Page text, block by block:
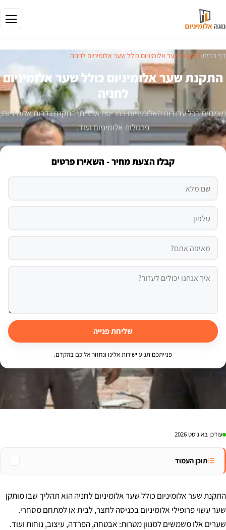
דף הבית›התקנת שער אלומיניום כולל שער אלומיניום לחניה
התקנת שער אלומיניום כולל שער אלומיניום
לחניה
מומחים בכל עבודות האלומיניום בפריסה ארצית. התקנת גדרות אלומיניום,
פרגולות אלומיניום ועוד.
קבלו הצעת מחיר - השאירו פרטים
שליחת פנייה
פנייתכם תגיע ישירות אלינו ונחזור אליכם בהקדם.
עודכן באוגוסט 2026
תוכן העמוד
התקנת שער אלומיניום כולל שער אלומיניום לחניה הוא תהליך שבו מותקן
שער עשוי פרופילי אלומיניום בכניסה לחצר, לבית או למתחם מסחרי.
שערים אלו משמשים למגוון מטרות: אבטחה, הפרדה, עיצוב, נוחות ועוד.